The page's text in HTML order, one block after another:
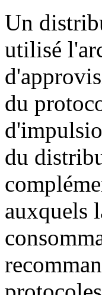
Un
utilisé
du
du
auxquels